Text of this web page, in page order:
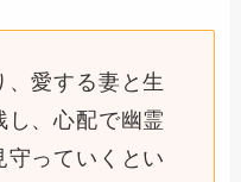
愛する妻と生
し、心配で幽霊
守っていくとい